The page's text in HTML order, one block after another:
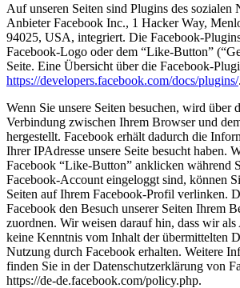
Auf unseren Seiten sind Plugins des sozialen
Anbieter Facebook Inc., 1 Hacker Way,
94025, USA, integriert. Die Facebook-
Facebook-Logo oder dem “Like-Button”
Seite. Eine Übersicht über die Facebook-
https://developers.facebook.com/docs/plugins/.
Wenn Sie unsere Seiten besuchen, wird über
Verbindung zwischen Ihrem Browser und
hergestellt. Facebook erhält dadurch die
Ihrer IPAdresse unsere Seite besucht haben.
Facebook “Like-Button” anklicken während
Facebook-Account eingeloggt sind, können
Seiten auf Ihrem Facebook-Profil verlinken.
Facebook den Besuch unserer Seiten Ihrem
zuordnen. Wir weisen darauf hin, dass wir als
keine Kenntnis vom Inhalt der übermittelten
Nutzung durch Facebook erhalten. Weitere
finden Sie in der Datenschutzerklärung von
https://de-de.facebook.com/policy.php.